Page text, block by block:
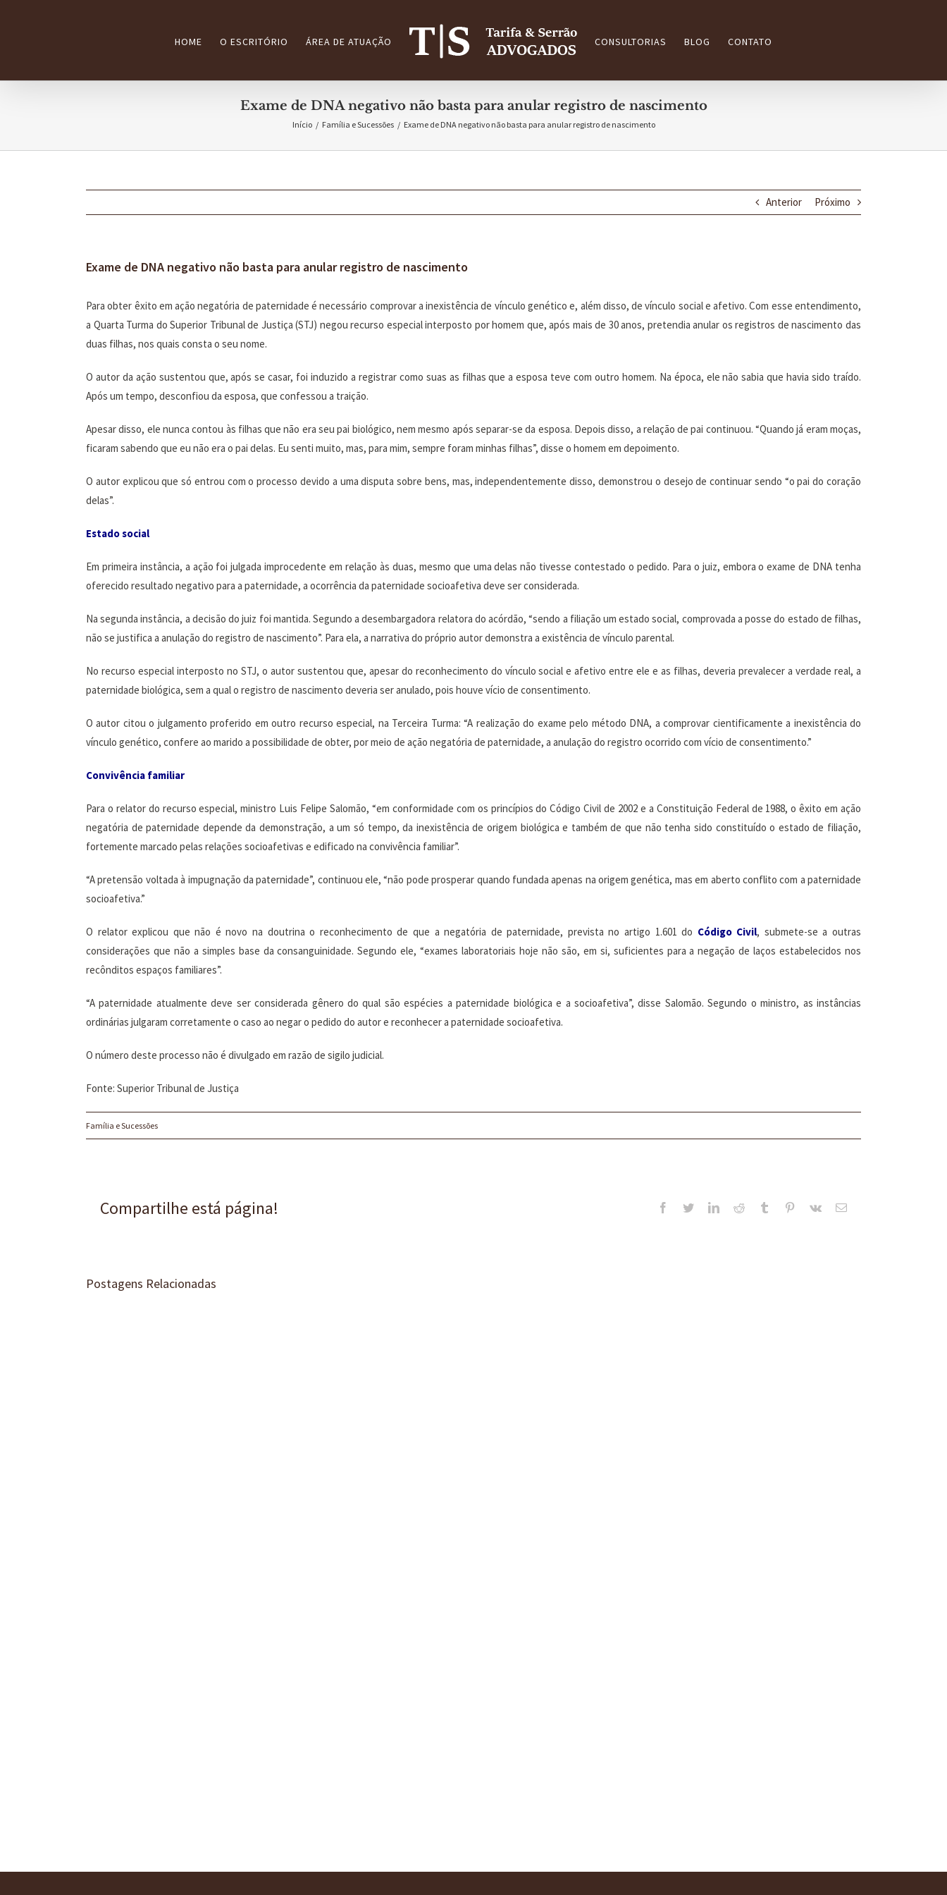
HOME O ESCRITÓRIO ÁREA DE ATUAÇÃO CONSULTORIAS BLOG CONTATO
Exame de DNA negativo não basta para anular registro de nascimento
Início / Família e Sucessões / Exame de DNA negativo não basta para anular registro de nascimento
Anterior Próximo
Exame de DNA negativo não basta para anular registro de nascimento
Para obter êxito em ação negatória de paternidade é necessário comprovar a inexistência de vínculo genético e, além disso, de vínculo social e afetivo. Com esse entendimento,
a Quarta Turma do Superior Tribunal de Justiça (STJ) negou recurso especial interposto por homem que, após mais de 30 anos, pretendia anular os registros de nascimento das
duas filhas, nos quais consta o seu nome.
O autor da ação sustentou que, após se casar, foi induzido a registrar como suas as filhas que a esposa teve com outro homem. Na época, ele não sabia que havia sido traído.
Após um tempo, desconfiou da esposa, que confessou a traição.
Apesar disso, ele nunca contou às filhas que não era seu pai biológico, nem mesmo após separar-se da esposa. Depois disso, a relação de pai continuou. “Quando já eram moças,
ficaram sabendo que eu não era o pai delas. Eu senti muito, mas, para mim, sempre foram minhas filhas”, disse o homem em depoimento.
O autor explicou que só entrou com o processo devido a uma disputa sobre bens, mas, independentemente disso, demonstrou o desejo de continuar sendo “o pai do coração
delas”.
Estado social
Em primeira instância, a ação foi julgada improcedente em relação às duas, mesmo que uma delas não tivesse contestado o pedido. Para o juiz, embora o exame de DNA tenha
oferecido resultado negativo para a paternidade, a ocorrência da paternidade socioafetiva deve ser considerada.
Na segunda instância, a decisão do juiz foi mantida. Segundo a desembargadora relatora do acórdão, “sendo a filiação um estado social, comprovada a posse do estado de filhas,
não se justifica a anulação do registro de nascimento”. Para ela, a narrativa do próprio autor demonstra a existência de vínculo parental.
No recurso especial interposto no STJ, o autor sustentou que, apesar do reconhecimento do vínculo social e afetivo entre ele e as filhas, deveria prevalecer a verdade real, a
paternidade biológica, sem a qual o registro de nascimento deveria ser anulado, pois houve vício de consentimento.
O autor citou o julgamento proferido em outro recurso especial, na Terceira Turma: “A realização do exame pelo método DNA, a comprovar cientificamente a inexistência do
vínculo genético, confere ao marido a possibilidade de obter, por meio de ação negatória de paternidade, a anulação do registro ocorrido com vício de consentimento.”
Convivência familiar
Para o relator do recurso especial, ministro Luis Felipe Salomão, “em conformidade com os princípios do Código Civil de 2002 e a Constituição Federal de 1988, o êxito em ação
negatória de paternidade depende da demonstração, a um só tempo, da inexistência de origem biológica e também de que não tenha sido constituído o estado de filiação,
fortemente marcado pelas relações socioafetivas e edificado na convivência familiar”.
“A pretensão voltada à impugnação da paternidade”, continuou ele, “não pode prosperar quando fundada apenas na origem genética, mas em aberto conflito com a paternidade
socioafetiva.”
O relator explicou que não é novo na doutrina o reconhecimento de que a negatória de paternidade, prevista no artigo 1.601 do Código Civil, submete-se a outras
considerações que não a simples base da consanguinidade. Segundo ele, “exames laboratoriais hoje não são, em si, suficientes para a negação de laços estabelecidos nos
recônditos espaços familiares”.
“A paternidade atualmente deve ser considerada gênero do qual são espécies a paternidade biológica e a socioafetiva”, disse Salomão. Segundo o ministro, as instâncias
ordinárias julgaram corretamente o caso ao negar o pedido do autor e reconhecer a paternidade socioafetiva.
O número deste processo não é divulgado em razão de sigilo judicial.
Fonte: Superior Tribunal de Justiça
Família e Sucessões
Compartilhe está página! Facebook
TwitterLinkedInReddit Tumblr Pinterest
Vk
E-
Postagens Relacionadas